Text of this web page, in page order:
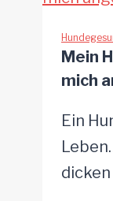
Mein
mich
Ein